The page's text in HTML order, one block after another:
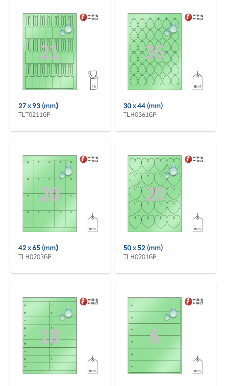
27 x 93 (mm)
TLT0211GP
30 x 44 (mm)
TLH0361GP
42 x 65 (mm)
TLH0203GP
50 x 52 (mm)
TLH0201GP